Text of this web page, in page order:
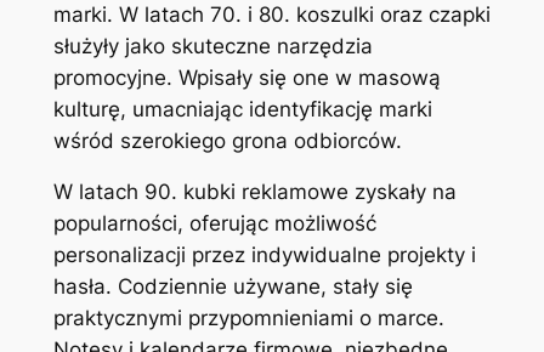
marki. W latach 70. i 80. koszulki oraz czapki
służyły jako skuteczne narzędzia
promocyjne. Wpisały się one w masową
kulturę, umacniając identyfikację marki
wśród szerokiego grona odbiorców.
W latach 90. kubki reklamowe zyskały na
popularności, oferując możliwość
personalizacji przez indywidualne projekty i
hasła. Codziennie używane, stały się
praktycznymi przypomnieniami o marce.